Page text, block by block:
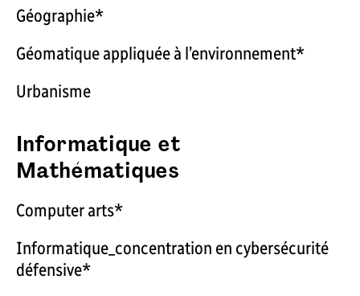
Géographie*
Géomatique appliquée à l’environnement*
Urbanisme
Informatique et
Mathématiques
Computer arts*
Informatique_concentration en cybersécurité
défensive*